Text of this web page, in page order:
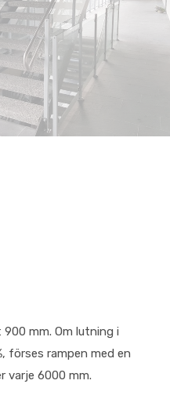
mm. Om lutning i
förses rampen med en
varje 6000 mm.